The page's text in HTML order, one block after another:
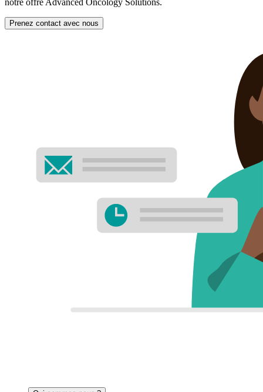
Prenez contact avec nous